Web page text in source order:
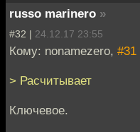
russo marinero »
#32 | 24.12.17 23:55
Кому: nonamezero, #31
> Расчитывает
Ключевое.